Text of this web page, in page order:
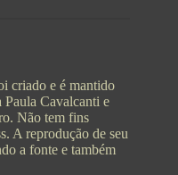
criado e é mantido
Paula Cavalcanti e
Não tem fins
A reprodução de seu
a fonte e também